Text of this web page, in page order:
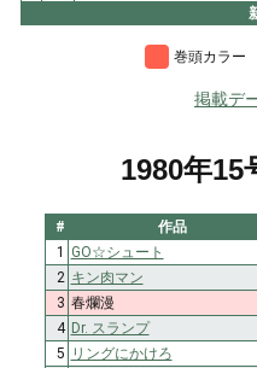
巻頭カラー
掲載デ
1980年15
# 作品
1
GO☆シュート
2 キン肉マン
3 春爛漫
4 Dr. スランプ
5 リングにかけろ